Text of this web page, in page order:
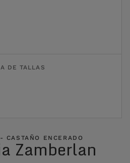
DE TALLAS
ENCERADO
Zamberlan